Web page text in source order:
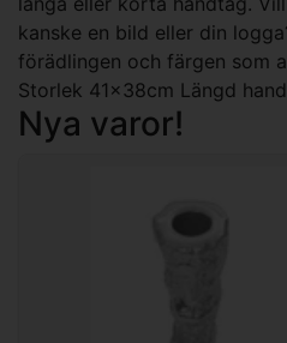
kanske en bild eller din
förädlingen och färgen som
Storlek 41x38cm Längd
Nya varor!